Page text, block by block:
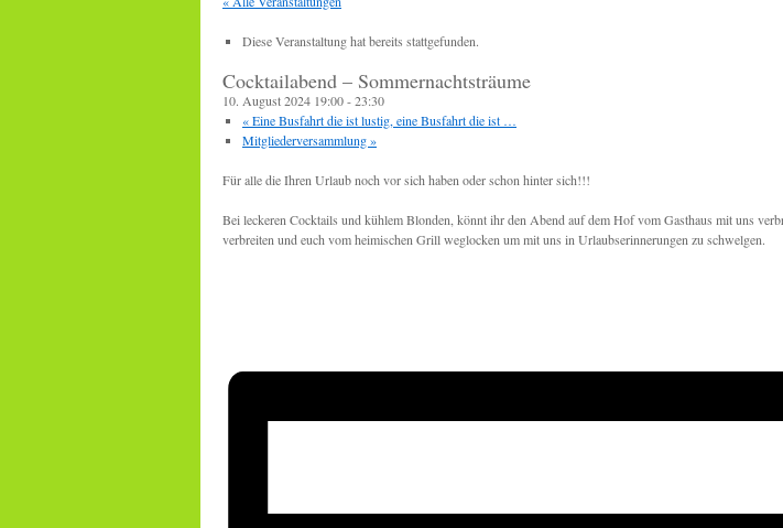
Diese Veranstaltung hat bereits stattgefunden.
Cocktailabend – Sommernachtsträume
10. August 2024 19:00-23:30
«Eine Busfahrt die ist lustig, eine Busfahrt die ist …
Mitgliederversammlung»
Für alle die Ihren Urlaub noch vor sich haben oder schon hinter sich!!!
Bei leckeren Cocktails und kühlem Blonden, könnt ihr den Abend auf dem Hof vom Gasthaus mit uns
verbreiten und euch vom heimischen Grill weglocken um mit uns in Urlaubserinnerungen zu schwelgen.